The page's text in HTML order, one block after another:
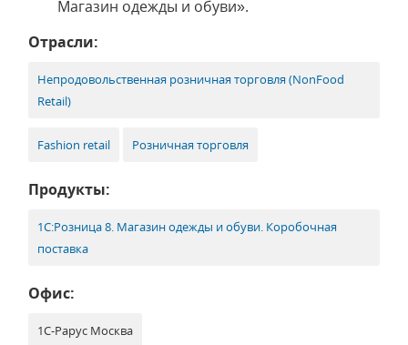
Магазин одежды и обуви».
Отрасли:
Непродовольственная розничная торговля (NonFood
Retail)
Fashion retail Розничная торговля
Продукты:
1С:Розница 8. Магазин одежды и обуви. Коробочная
поставка
Офис:
1С-Рарус Москва